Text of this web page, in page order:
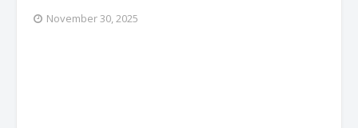
November 30, 2025